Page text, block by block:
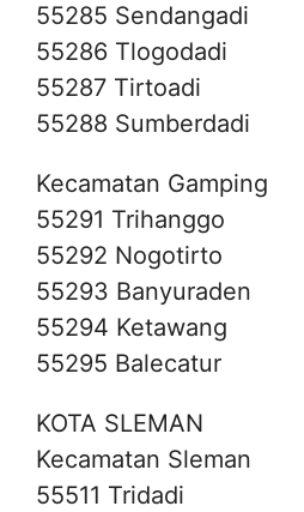
55285 Sendangadi
55286 Tlogodadi
55287 Tirtoadi
55288 Sumberdadi
Kecamatan Gamping
55291 Trihanggo
55292 Nogotirto
55293 Banyuraden
55294 Ketawang
55295 Balecatur
KOTA SLEMAN
Kecamatan Sleman
55511 Tridadi